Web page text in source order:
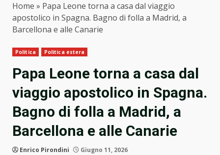
Home » Papa Leone torna a casa dal viaggio
apostolico in Spagna. Bagno di folla a Madrid, a
Barcellona e alle Canarie
Politica Politica estera
Papa Leone torna a casa dal
viaggio apostolico in Spagna.
Bagno di folla a Madrid, a
Barcellona e alle Canarie
Enrico Pirondini Giugno 11, 2026